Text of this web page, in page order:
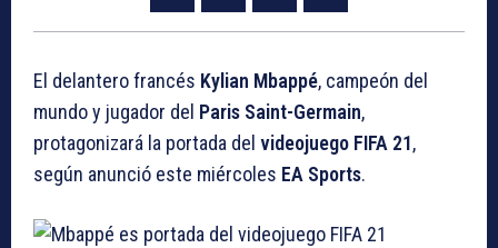
El delantero francés Kylian Mbappé, campeón del
mundo y jugador del Paris Saint-Germain,
protagonizará la portada del videojuego FIFA 21,
según anunció este miércoles EA Sports.